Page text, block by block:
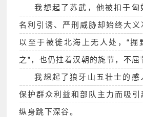
我想起了苏武，他被扣于匈
名利引诱、严刑威胁却始终大义
以至于被徙北海上无人处，“掘
之”，也仍拄着汉朝的旄节，不屈
我想起了狼牙山五壮士的感
保护群众利益和部队主力而吸
纵身跳下深谷。